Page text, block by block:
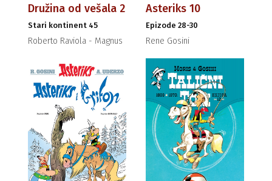
Družina od vešala 2
Stari kontinent 45
Roberto Raviola - Magnus
Asteriks 10
Epizode 28-30
Rene Gosini